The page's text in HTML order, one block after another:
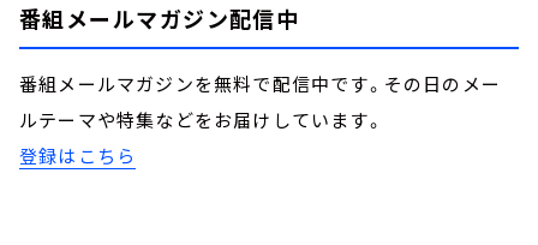
番組メールマガジン配信中
番組メールマガジンを無料で配信中です。その日のメー
ルテーマや特集などをお届けしています。
登録はこちら